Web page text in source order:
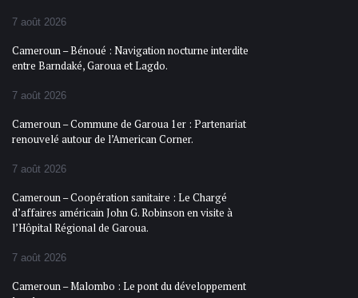
7 août 2026
Cameroun – Bénoué : Navigation nocturne interdite
entre Barndaké, Garoua et Lagdo.
7 août 2026
Cameroun – Commune de Garoua 1er : Partenariat
renouvelé autour de l’American Corner.
7 août 2026
Cameroun – Coopération sanitaire : Le Chargé
d’affaires américain John G. Robinson en visite à
l’Hôpital Régional de Garoua.
7 août 2026
Cameroun – Malombo : Le pont du développement